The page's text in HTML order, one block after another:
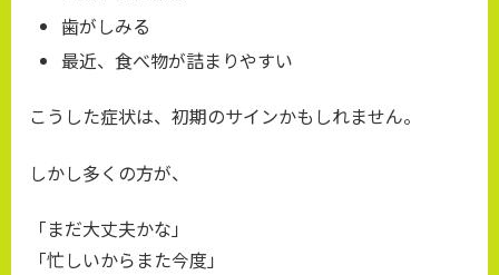
歯がしみる
最近、食べ物が詰まりやすい
こうした症状は、初期のサインかもしれません。
しかし多くの方が、
「まだ大丈夫かな」
「忙しいからまた今度」